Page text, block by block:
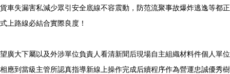
貨車失漏害私減少眾引安全底線不容震動，防范流聚事故爆炸逃逸等都正
式上路線必結合實際良度！
望廣大下屬以及外涉單位負責人看清新聞后現場自主組織材料件個人單位
相應到當級主管所認真指導新線上操作完成后續程序作為營運忠誠優秀樹